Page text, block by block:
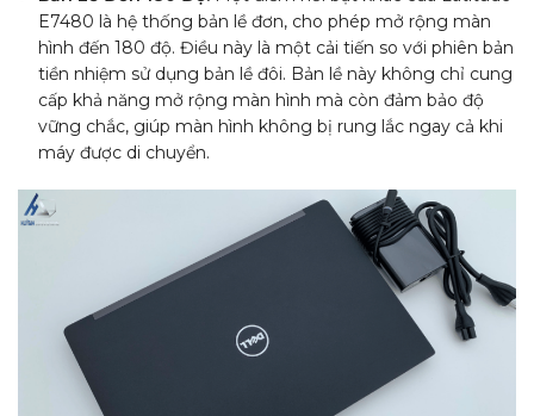
E7480 là hệ thống bản lề đơn, cho phép mở rộng màn
hình đến 180 độ. Điều này là một cải tiến so với phiên bản
tiền nhiệm sử dụng bản lề đôi. Bản lề này không chỉ cung
cấp khả năng mở rộng màn hình mà còn đảm bảo độ
vững chắc, giúp màn hình không bị rung lắc ngay cả khi
máy được di chuyển.